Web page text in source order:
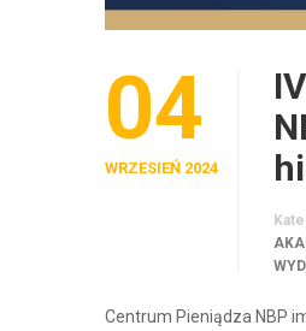
04
WRZESIEŃ 2024
Centrum Pieniądza NBP